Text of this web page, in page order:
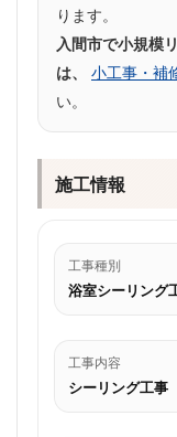
ります。
入間市で小規模
は、
小工事・補
い。
施工情報
工事種別
浴室シーリング
工事内容
シーリング工事